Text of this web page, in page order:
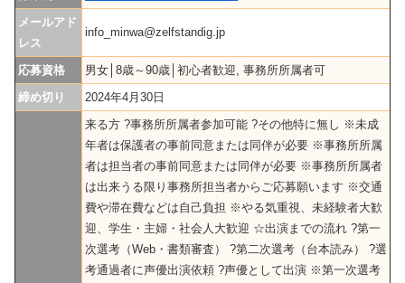
メールアド
レス
info_minwa@zelfstandig.jp
応募資格
男女│8歳～90歳│初心者歓迎, 事務所所属者可
締め切り
2024年4月30日
来る方 ?事務所所属者参加可能 ?その他特に無し ※未成
年者は保護者の事前同意または同伴が必要 ※事務所所属
者は担当者の事前同意または同伴が必要 ※事務所所属者
は出来うる限り事務所担当者からご応募願います ※交通
費や滞在費などは自己負担 ※やる気重視、未経験者大歓
迎、学生・主婦・社会人大歓迎 ☆出演までの流れ ?第一
次選考（Web・書類審査） ?第二次選考（台本読み） ?選
考通過者に声優出演依頼 ?声優として出演 ※第一次選考